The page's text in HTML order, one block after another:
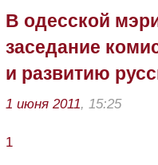
В одесской
заседание
и развитию
1 июня 2011, 15:25
1